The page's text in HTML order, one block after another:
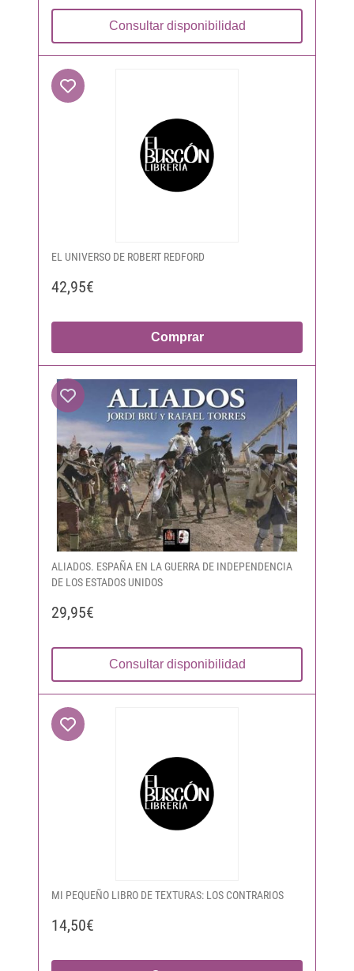
Consultar disponibilidad
EL UNIVERSO DE ROBERT REDFORD
42,95€
Comprar
ALIADOS. ESPAÑA EN LA GUERRA DE INDEPENDENCIA
DE LOS ESTADOS UNIDOS
29,95€
Consultar disponibilidad
MI PEQUEÑO LIBRO DE TEXTURAS: LOS CONTRARIOS
14,50€